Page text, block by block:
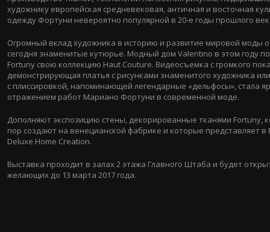
художнику европейская средневековая, античная и восточная
одежду Фортуни невероятно популярной в 20-е годы прошлого
Огромный вклад художника в историю и развитие мировой моды
сегодня знаменитые кутюрье. Модный дом Valentino в этом году
Fortuny свою коллекцию Haut Couture. Видеосъемка с громкого
демонстрирующая платья с рисунками знаменитого художника или
с плиссировкой, напоминающей легендарные «дельфосы», стала
отражением работ Мариано Фортуни в современной моде.
Дополняют экспозицию стены, декорированные тканями Fortuny,
пор создают на венецианской фабрике и которые представляет в
Deluxe Home Creation.
Выставка проходит в залах 2 этажа Главного Штаба и будет
желающих до 13 марта 2017 года.